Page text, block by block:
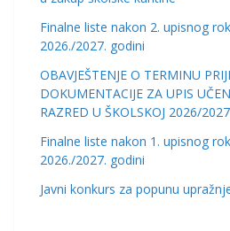
Finalne liste nakon 2. upisnog
2026./2027. godini
OBAVJEŠTENJE O TERMINU
DOKUMENTACIJE ZA UPIS
RAZRED U ŠKOLSKOJ 2026/
Finalne liste nakon 1. upisnog
2026./2027. godini
Javni konkurs za popunu